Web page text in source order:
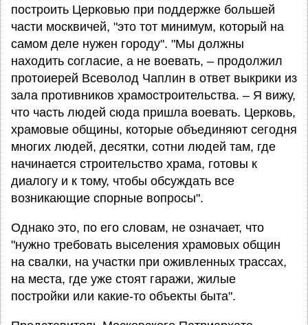
построить Церковью при поддержке большей
части москвичей, "это тот минимум, который на
самом деле нужен городу". "Мы должны
находить согласие, а не воевать, – продолжил
протоиерей Всеволод Чаплин в ответ выкрики из
зала противников храмостроительства. – Я вижу,
что часть людей сюда пришла воевать. Церковь,
храмовые общины, которые объединяют сегодня
многих людей, десятки, сотни людей там, где
начинается строительство храма, готовы к
диалогу и к тому, чтобы обсуждать все
возникающие спорные вопросы".
Однако это, по его словам, не означает, что
"нужно требовать выселения храмовых общин
на свалки, на участки при оживленных трассах,
на места, где уже стоят гаражи, жилые
постройки или какие-то объекты быта".